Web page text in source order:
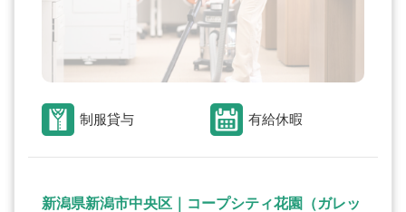
制服貸与 有給休暇
新潟県新潟市中央区｜コープシティ花園（ガレッ